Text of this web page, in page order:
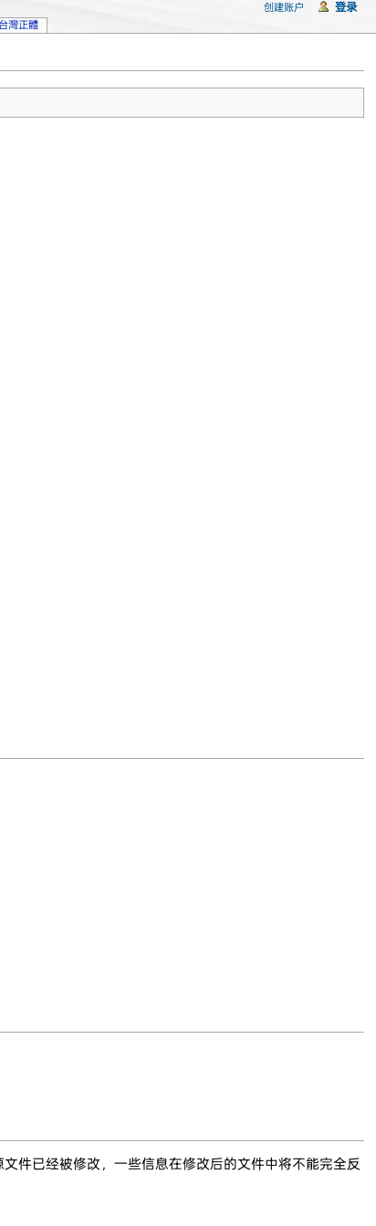
件已经被修改，一些信息在修改后的文件中将不能完全反
台灣正體
创建账户 登录